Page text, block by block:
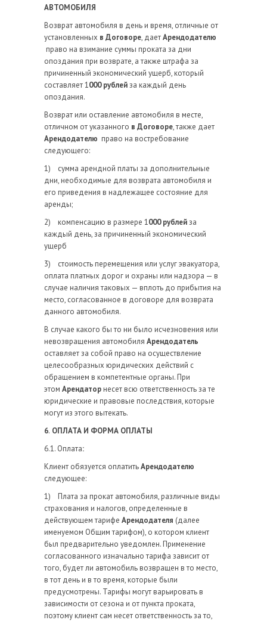
АВТОМОБИЛЯ
Возврат автомобиля в день и время, отличные от
установленных в Договоре, даетАрендодателю
право на взимание суммы проката за дни
опоздания при возврате, а также штрафа за
причиненный экономический ущерб, который
составляет 1000 рублейза каждый день
опоздания.
Возврат или оставление автомобиля в месте,
отличном от указанного в Договоре, также дает
Арендодателю право на востребование
следующего:
1) сумма арендной платы за дополнительные
дни, необходимые для возврата автомобиля и
его приведения в надлежащее состояние для
аренды;
2) компенсацию в размере 1000 рублейза
каждый день, за причиненный экономический
ущерб
3) стоимость перемещения или услуг эвакуатора,
оплата платных дорог и охраны или надзора — в
случае наличия таковых — вплоть до прибытия на
место, согласованное в договоре для возврата
данного автомобиля.
В случае какого бы то ни было исчезновения или
невозвращения автомобиля Арендодатель
оставляет за собой право на осуществление
целесообразных юридических действий с
обращением в компетентные органы. При
этом Арендатор несет всю ответственность за те
юридические и правовые последствия, которые
могут из этого вытекать.
6. ОПЛАТА И ФОРМА ОПЛАТЫ
6.1. Оплата:
Клиент обязуется оплатитьАрендодателю
следующее:
1) Плата за прокат автомобиля, различные виды
страхования и налогов, определенные в
действующем тарифе Арендодателя (далее
именуемом Общим тарифом), о котором клиент
был предварительно уведомлен. Применение
согласованного изначально тарифа зависит от
того, будет ли автомобиль возвращен в то место,
в тот день и в то время, которые были
предусмотрены. Тарифы могут варьировать в
зависимости от сезона и от пункта проката,
поэтому клиент сам несет ответственность за то,